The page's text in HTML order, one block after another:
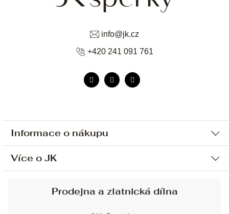
Informace o nákupu
Ochrana osobních údajů
Sjednání osobní schůzky
Více o JK
info@jk.cz
+420 241 091 761
Prodejna a zlatnická dílna